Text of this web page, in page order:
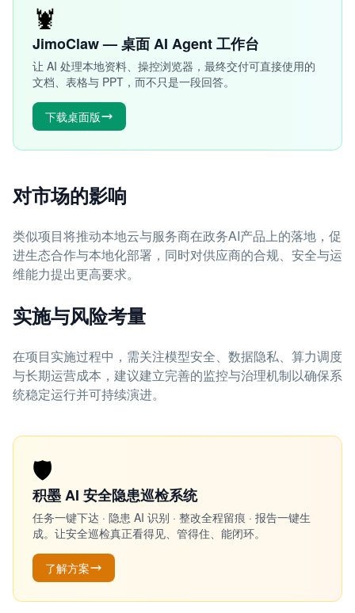
🦞
JimoClaw — 桌面 AI Agent 工作台
让 AI 处理本地资料、操控浏览器，最终交付可直接使用的
文档、表格与 PPT，而不只是一段回答。
下载桌面版
对市场的影响
类似项目将推动本地云与服务商在政务AI产品上的落地，促
进生态合作与本地化部署，同时对供应商的合规、安全与运
维能力提出更高要求。
实施与风险考量
在项目实施过程中，需关注模型安全、数据隐私、算力调度
与长期运营成本，建议建立完善的监控与治理机制以确保系
统稳定运行并可持续演进。
🛡️
积墨 AI 安全隐患巡检系统
任务一键下达 · 隐患 AI 识别 · 整改全程留痕 · 报告一键生
成。让安全巡检真正看得见、管得住、能闭环。
了解方案